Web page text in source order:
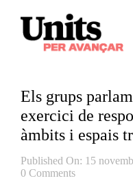
content
Els grups
exercici de
àmbits i espais
Published On: 15
0 Comments